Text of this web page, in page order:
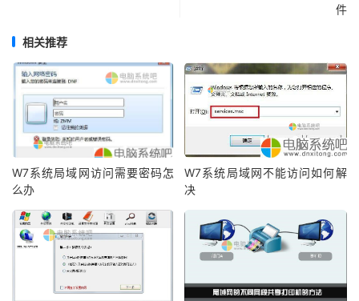
件
相关推荐
W7系统局域网访问需要密码怎
么办
W7系统局域网不能访问如何解
决